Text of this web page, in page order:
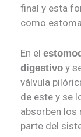
final y esta
como
En el
digestivo y
válvula
de este y se
absorben los
parte del